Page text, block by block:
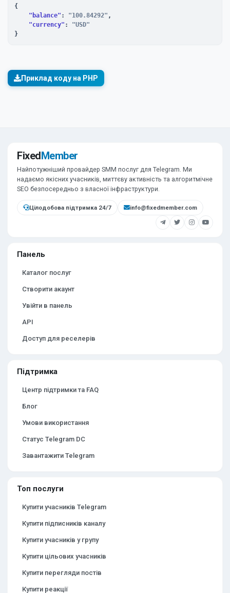
{
"balance" : "100.84292" ,
"currency" : "USD"
}
Приклад коду на PHP
FixedMember
Найпотужніший провайдер SMM послуг для Telegram. Ми
надаємо якісних учасників, миттєву активність та алгоритмічне
SEO безпосередньо з власної інфраструктури.
Цілодобова підтримка 24/7 info@fixedmember.com
Панель
Каталог послуг
Створити акаунт
Увійти в панель
API
Доступ для реселерів
Підтримка
Центр підтримки та FAQ
Блог
Умови використання
Статус Telegram DC
Завантажити Telegram
Топ послуги
Купити учасників Telegram
Купити підписників каналу
Купити учасників у групу
Купити цільових учасників
Купити перегляди постів
Купити реакції